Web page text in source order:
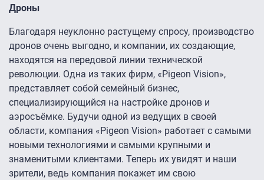
Дроны
Благодаря неуклонно растущему спросу, производство
дронов очень выгодно, и компании, их создающие,
находятся на передовой линии технической
революции. Одна из таких фирм, «Pigeon Vision»,
представляет собой семейный бизнес,
специализирующийся на настройке дронов и
аэросъёмке. Будучи одной из ведущих в своей
области, компания «Pigeon Vision» работает с самыми
новыми технологиями и самыми крупными и
знаменитыми клиентами. Теперь их увидят и наши
зрители, ведь компания покажет им свою